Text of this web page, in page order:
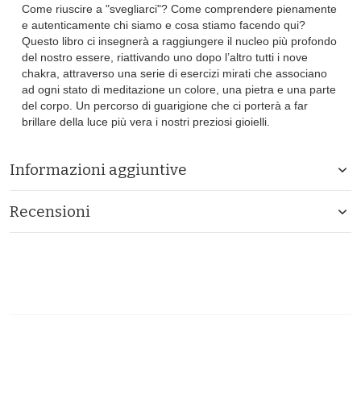
Come riuscire a "svegliarci"? Come comprendere pienamente
e autenticamente chi siamo e cosa stiamo facendo qui?
Questo libro ci insegnerà a raggiungere il nucleo più profondo
del nostro essere, riattivando uno dopo l’altro tutti i nove
chakra, attraverso una serie di esercizi mirati che associano
ad ogni stato di meditazione un colore, una pietra e una parte
del corpo. Un percorso di guarigione che ci porterà a far
brillare della luce più vera i nostri preziosi gioielli.
Informazioni aggiuntive
Recensioni